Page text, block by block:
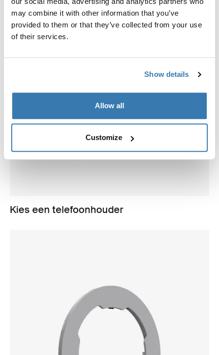
may combine it with other information that you’ve
provided to them or that they’ve collected from your use
of their services.
Show details
Allow all
Customize
Kies een telefoonhouder